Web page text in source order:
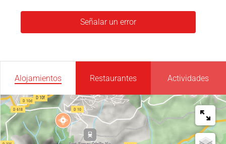
Señalar un error
Alojamientos Restaurantes Actividades